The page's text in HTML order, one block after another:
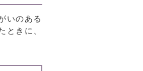
いのある
ときに、